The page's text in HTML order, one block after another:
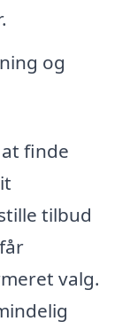
og
finde
tilbud
valg.